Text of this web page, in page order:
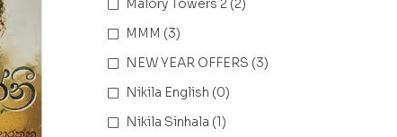
Malory Towers 2 (2)
MMM (3)
NEW YEAR OFFERS (3)
Nikila English (0)
Nikila Sinhala (1)